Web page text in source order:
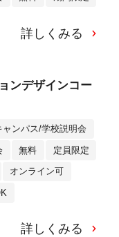
詳しくみる
ンデザインコー
ャンパス/学校説明会
無料 定員限定
オンライン可
詳しくみる